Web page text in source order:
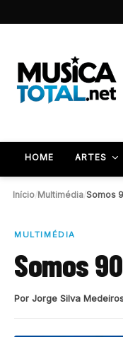
HOME ARTES
Início Multimédia Somos
MULTIMÉDIA
Somos
Por Jorge Silva